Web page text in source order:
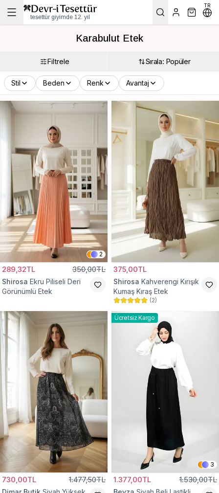
tesettür giyimde 12. yıl
TR
Karabulut Etek
Filtrele Sırala: Popüler
Stil Beden Renk Avantaj
2
289,32TL 350,00TL
Shirosa Ekru Piliseli Deri
Görünümlü Etek
375,00TL
Shirosa Kahverengi Kırışık
Kumaş Kıraş Etek
(2)
730,00TL 1.477,50TL
Ücretsiz Kargo
3
1.377,00TL 1.530,00TL